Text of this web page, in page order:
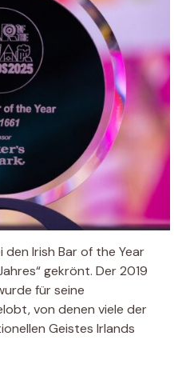
den Irish Bar of the Year
gekrönt. Der 2019
für seine
von denen viele der
Geistes Irlands